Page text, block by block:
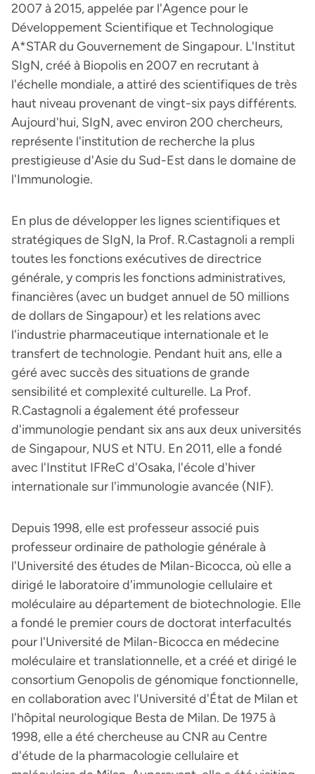
2007 à 2015, appelée par l'Agence pour le
Développement Scientifique et Technologique
A*STAR du Gouvernement de Singapour. L'Institut
SIgN, créé à Biopolis en 2007 en recrutant à
l'échelle mondiale, a attiré des scientifiques de très
haut niveau provenant de vingt-six pays différents.
Aujourd'hui, SIgN, avec environ 200 chercheurs,
représente l'institution de recherche la plus
prestigieuse d'Asie du Sud-Est dans le domaine de
l'Immunologie.
En plus de développer les lignes scientifiques et
stratégiques de SIgN, la Prof. R.Castagnoli a rempli
toutes les fonctions exécutives de directrice
générale, y compris les fonctions administratives,
financières (avec un budget annuel de 50 millions
de dollars de Singapour) et les relations avec
l'industrie pharmaceutique internationale et le
transfert de technologie. Pendant huit ans, elle a
géré avec succès des situations de grande
sensibilité et complexité culturelle. La Prof.
R.Castagnoli a également été professeur
d'immunologie pendant six ans aux deux universités
de Singapour, NUS et NTU. En 2011, elle a fondé
avec l'Institut IFReC d'Osaka, l'école d'hiver
internationale sur l'immunologie avancée (NIF).
Depuis 1998, elle est professeur associé puis
professeur ordinaire de pathologie générale à
l'Université des études de Milan-Bicocca, où elle a
dirigé le laboratoire d'immunologie cellulaire et
moléculaire au département de biotechnologie. Elle
a fondé le premier cours de doctorat interfacultés
pour l'Université de Milan-Bicocca en médecine
moléculaire et translationnelle, et a créé et dirigé le
consortium Genopolis de génomique fonctionnelle,
en collaboration avec l'Université d'État de Milan et
l'hôpital neurologique Besta de Milan. De 1975 à
1998, elle a été chercheuse au CNR au Centre
d'étude de la pharmacologie cellulaire et